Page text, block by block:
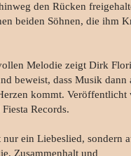
den Rücken
beiden Söhnen, die ihm
Melodie zeigt Dirk
beweist, dass Musik dann
kommt. Veröffentlicht
Records.
ein Liebeslied, sondern
Zusammenhalt und